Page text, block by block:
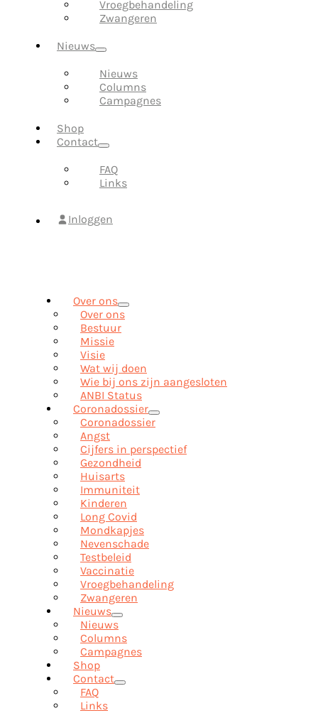
Vroegbehandeling
Zwangeren
Nieuws
Nieuws
Columns
Campagnes
Shop
Contact
FAQ
Links
Inloggen
Over ons
Over ons
Bestuur
Missie
Visie
Wat wij doen
Wie bij ons zijn aangesloten
ANBI Status
Coronadossier
Coronadossier
Angst
Cijfers in perspectief
Gezondheid
Huisarts
Immuniteit
Kinderen
Long Covid
Mondkapjes
Nevenschade
Testbeleid
Vaccinatie
Vroegbehandeling
Zwangeren
Nieuws
Nieuws
Columns
Campagnes
Shop
Contact
FAQ
Links